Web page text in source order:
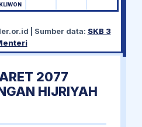
KLIWON
| Sumber data: SKB 3
2077
HIJRIYAH